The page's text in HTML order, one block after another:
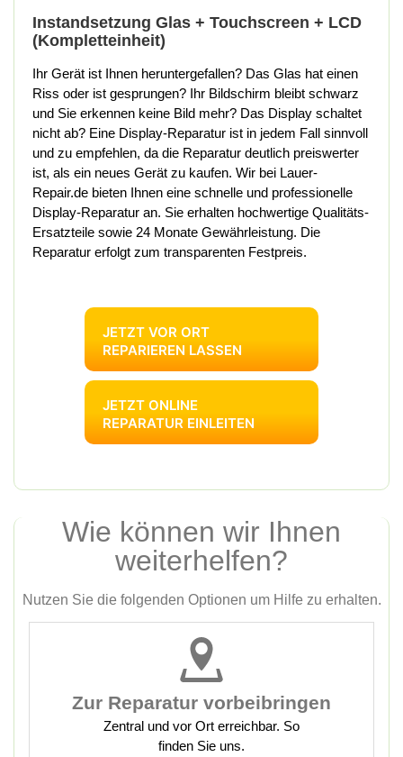
Instandsetzung Glas + Touchscreen + LCD
(Kompletteinheit)
Ihr Gerät ist Ihnen heruntergefallen? Das Glas hat einen
Riss oder ist gesprungen? Ihr Bildschirm bleibt schwarz
und Sie erkennen keine Bild mehr? Das Display schaltet
nicht ab? Eine Display-Reparatur ist in jedem Fall sinnvoll
und zu empfehlen, da die Reparatur deutlich preiswerter
ist, als ein neues Gerät zu kaufen. Wir bei Lauer-
Repair.de bieten Ihnen eine schnelle und professionelle
Display-Reparatur an. Sie erhalten hochwertige Qualitäts-
Ersatzteile sowie 24 Monate Gewährleistung. Die
Reparatur erfolgt zum transparenten Festpreis.
JETZT VOR ORT
REPARIEREN LASSEN
JETZT ONLINE
REPARATUR EINLEITEN
Wie können wir Ihnen
weiterhelfen?
Nutzen Sie die folgenden Optionen um Hilfe zu erhalten.
Zur Reparatur vorbeibringen
Zentral und vor Ort erreichbar. So
finden Sie uns.